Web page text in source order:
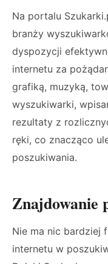
Na portalu
branży
dyspozycji
internetu za
grafiką, muzyką,
wyszukiwarki,
rezultaty z
ręki, co znacząco
poszukiwania.
Znajdowanie
Nie ma nic bardziej
internetu w